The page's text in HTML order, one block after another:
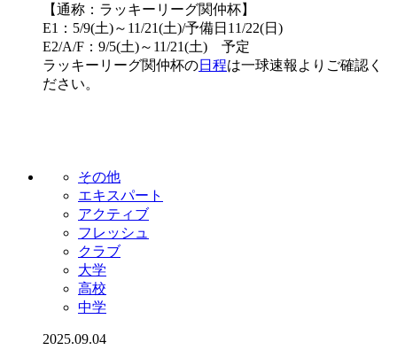
【通称：ラッキーリーグ関仲杯】
E1：5/9(土)～11/21(土)/予備日11/22(日)
E2/A/F：9/5(土)～11/21(土) 予定
ラッキーリーグ関仲杯の日程は一球速報よりご確認く
ださい。
その他
エキスパート
アクティブ
フレッシュ
クラブ
大学
高校
中学
2025.09.04